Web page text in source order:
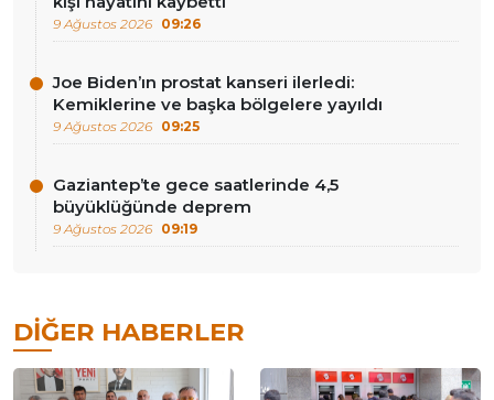
9 Ağustos 2026 09:26
Joe Biden’ın prostat kanseri ilerledi:
Kemiklerine ve başka bölgelere yayıldı
9 Ağustos 2026 09:25
Gaziantep’te gece saatlerinde 4,5
büyüklüğünde deprem
9 Ağustos 2026 09:19
DIĞER HABERLER